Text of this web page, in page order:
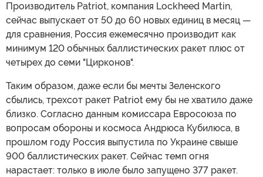
Производитель Patriot, компания Lockheed Martin,
сейчас выпускает от 50 до 60 новых единиц в месяц —
для сравнения, Россия ежемесячно производит как
минимум 120 обычных баллистических ракет плюс от
четырех до семи "Цирконов".
Таким образом, даже если бы мечты Зеленского
сбылись, трехсот ракет Patriot ему бы не хватило даже
близко. Согласно данным комиссара Евросоюза по
вопросам обороны и космоса Андрюса Кубилюса, в
прошлом году Россия выпустила по Украине свыше
900 баллистических ракет. Сейчас темп огня
нарастает: только в июле было запущено 377 ракет.